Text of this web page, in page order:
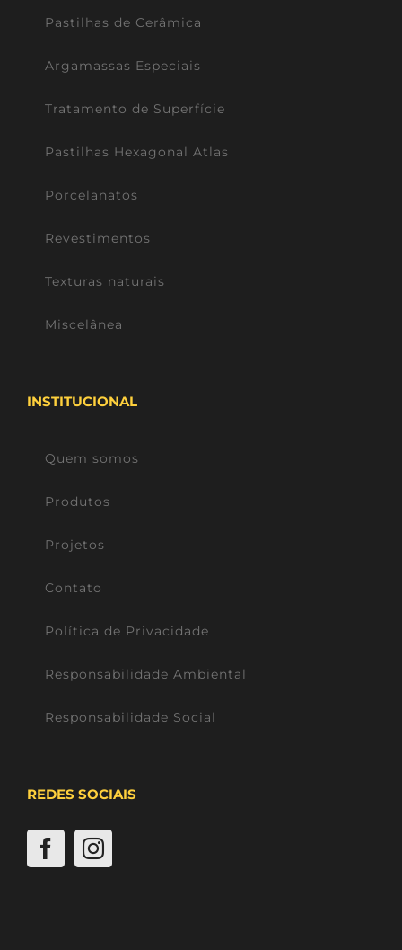
Pastilhas de Cerâmica
Argamassas Especiais
Tratamento de Superfície
Pastilhas Hexagonal Atlas
Porcelanatos
Revestimentos
Texturas naturais
Miscelânea
INSTITUCIONAL
Quem somos
Produtos
Projetos
Contato
Política de Privacidade
Responsabilidade Ambiental
Responsabilidade Social
REDES SOCIAIS